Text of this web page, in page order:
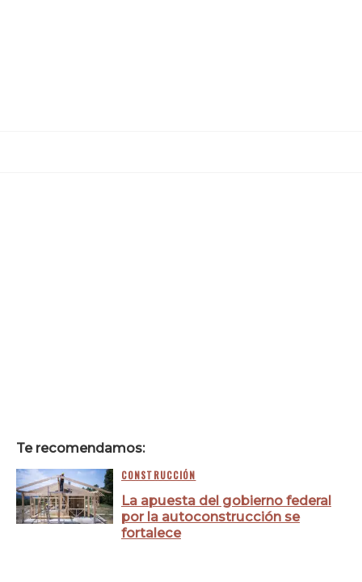
Te recomendamos:
CONSTRUCCIÓN
La apuesta del gobierno federal
por la autoconstrucción se
fortalece